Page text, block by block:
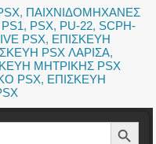
, ΠΑΙΧΝΙΔΟΜΗΧΑΝΕΣ
PS1, PSX, PU-22, SCPH-
PSX, ΕΠΙΣΚΕΥΗ
PSX ΛΑΡΙΣΑ,
ΜΗΤΡΙΚΗΣ PSX
PSX, ΕΠΙΣΚΕΥΗ
Search Button